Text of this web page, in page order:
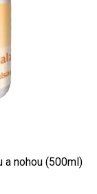
a nohou (500ml)